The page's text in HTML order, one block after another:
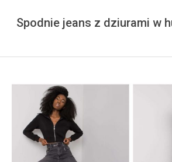
Spodnie jeans z dziurami w